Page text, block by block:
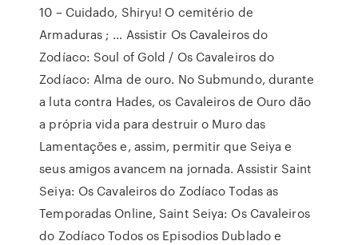
10 – Cuidado, Shiryu! O cemitério de
Armaduras ; … Assistir Os Cavaleiros do
Zodíaco: Soul of Gold / Os Cavaleiros do
Zodíaco: Alma de ouro. No Submundo, durante
a luta contra Hades, os Cavaleiros de Ouro dão
a própria vida para destruir o Muro das
Lamentações e, assim, permitir que Seiya e
seus amigos avancem na jornada. Assistir Saint
Seiya: Os Cavaleiros do Zodíaco Todas as
Temporadas Online, Saint Seiya: Os Cavaleiros
do Zodíaco Todos os Episodios Dublado e